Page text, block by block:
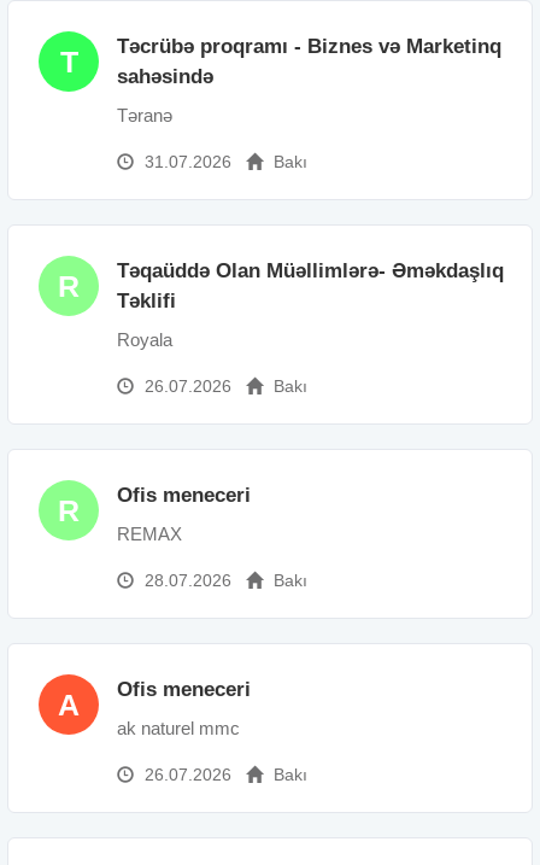
T
Təcrübə proqramı - Biznes və Marketinq
sahəsində
Təranə
31.07.2026 Bakı
R
Təqaüddə Olan Müəllimlərə- Əməkdaşlıq
Təklifi
Royala
26.07.2026 Bakı
R Ofis meneceri
REMAX
28.07.2026 Bakı
A Ofis meneceri
ak naturel mmc
26.07.2026 Bakı